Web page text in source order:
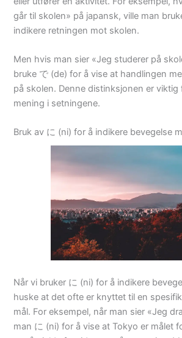
går til skolen» på japansk, ville man
indikere retningen mot skolen.
Men hvis man sier «Jeg studerer på
bruke で (de) for å vise at handlingen
på skolen. Denne distinksjonen er viktig
mening i setningene.
Bruk av に (ni) for å indikere bevegelse
Når vi bruker に (ni) for å indikere
huske at det ofte er knyttet til en
mål. For eksempel, når man sier «Jeg
man に (ni) for å vise at Tokyo er målet